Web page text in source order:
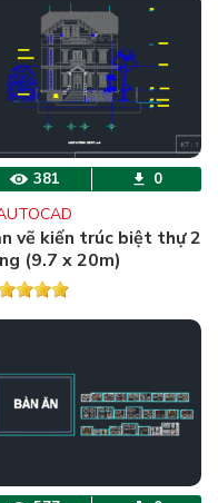
381 0
vẽ kiến trúc biệt thự 2
(9.7 x 20m)